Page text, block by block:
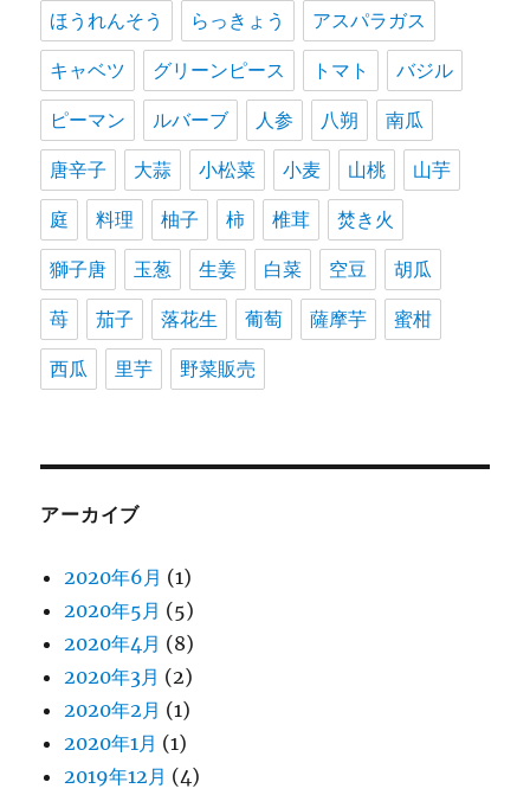
ほうれんそう らっきょう アスパラガス
キャベツ グリーンピース トマト バジル
ピーマン ルバーブ 人参 八朔 南瓜
唐辛子 大蒜 小松菜 小麦 山桃 山芋
庭 料理 柚子 柿 椎茸 焚き火
獅子唐 玉葱 生姜 白菜 空豆 胡瓜
苺 茄子 落花生 葡萄 薩摩芋 蜜柑
西瓜 里芋 野菜販売
アーカイブ
2020年6月 (1)
2020年5月 (5)
2020年4月 (8)
2020年3月 (2)
2020年2月 (1)
2020年1月 (1)
2019年12月 (4)